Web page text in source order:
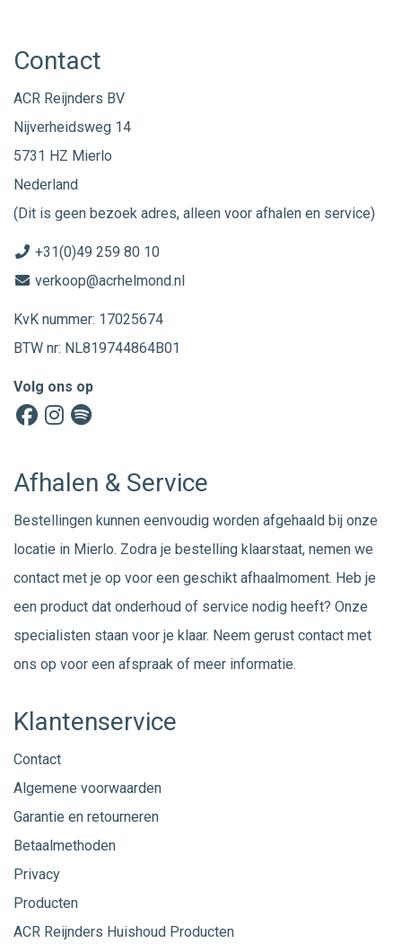
Contact
ACR Reijnders BV
Nijverheidsweg 14
5731 HZ Mierlo
Nederland
(Dit is geen bezoek adres, alleen voor afhalen en service)
+31(0)49 259 80 10
verkoop@acrhelmond.nl
KvK nummer: 17025674
BTW nr: NL819744864B01
Volg ons op
Afhalen & Service
Bestellingen kunnen eenvoudig worden afgehaald bij onze
locatie in Mierlo. Zodra je bestelling klaarstaat, nemen we
contact met je op voor een geschikt afhaalmoment. Heb je
een product dat onderhoud of service nodig heeft? Onze
specialisten staan voor je klaar. Neem gerust contact met
ons op voor een afspraak of meer informatie.
Klantenservice
Contact
Algemene voorwaarden
Garantie en retourneren
Betaalmethoden
Privacy
Producten
ACR Reijnders Huishoud Producten